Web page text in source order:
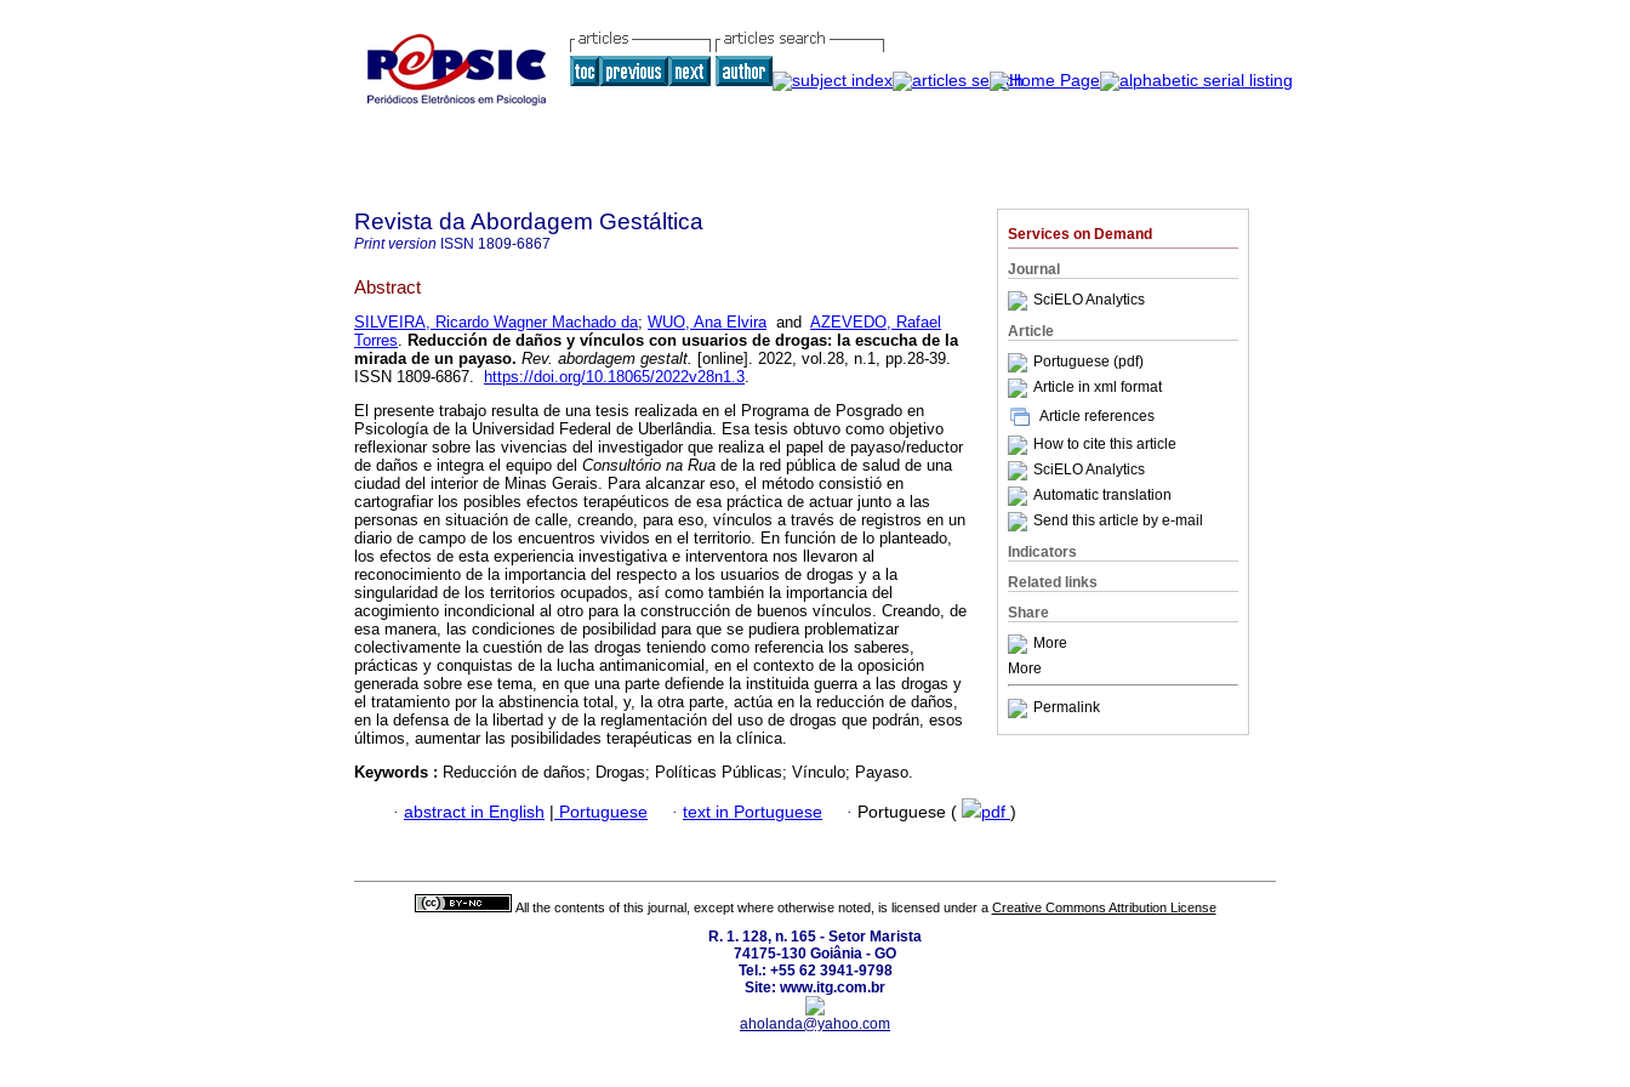
Services on Demand
Journal
SciELO Analytics
Article
Portuguese (pdf)
Article in xml format
Article references
How to cite this article
SciELO Analytics
Automatic translation
Send this article by e-mail
Indicators
Related links
Share
More
More
Permalink
Revista da Abordagem Gestáltica
Print version ISSN 1809-6867
Abstract
SILVEIRA, Ricardo Wagner Machado da; WUO, Ana Elviraand AZEVEDO, Rafael
Torres. Reducción de daños y vínculos con usuarios de drogas: la escucha de la
mirada de un payaso. Rev. abordagem gestalt. [online]. 2022, vol.28, n.1, pp.28-39.
ISSN 1809-6867.
https://doi.org/10.18065/2022v28n1.3.
El presente trabajo resulta de una tesis realizada en el Programa de Posgrado en
Psicología de la Universidad Federal de Uberlândia. Esa tesis obtuvo como objetivo
reflexionar sobre las vivencias del investigador que realiza el papel de payaso/reductor
de daños e integra el equipo del Consultório na Rua de la red pública de salud de una
ciudad del interior de Minas Gerais. Para alcanzar eso, el método consistió en
cartografiar los posibles efectos terapéuticos de esa práctica de actuar junto a las
personas en situación de calle, creando, para eso, vínculos a través de registros en un
diario de campo de los encuentros vividos en el territorio. En función de lo planteado,
los efectos de esta experiencia investigativa e interventora nos llevaron al
reconocimiento de la importancia del respecto a los usuarios de drogas y a la
singularidad de los territorios ocupados, así como también la importancia del
acogimiento incondicional al otro para la construcción de buenos vínculos. Creando, de
esa manera, las condiciones de posibilidad para que se pudiera problematizar
colectivamente la cuestión de las drogas teniendo como referencia los saberes,
prácticas y conquistas de la lucha antimanicomial, en el contexto de la oposición
generada sobre ese tema, en que una parte defiende la instituida guerra a las drogas y
el tratamiento por la abstinencia total, y, la otra parte, actúa en la reducción de daños,
en la defensa de la libertad y de la reglamentación del uso de drogas que podrán, esos
últimos, aumentar las posibilidades terapéuticas en la clínica.
Keywords : Reducción de daños; Drogas; Políticas Públicas; Vínculo; Payaso.
· abstract in English | Portuguese · text in Portuguese · Portuguese ( pdf )
All the contents of this journal, except where otherwise noted, is licensed under a Creative Commons Attribution License
R. 1. 128, n. 165 - Setor Marista
74175-130 Goiânia - GO
Tel.: +55 62 3941-9798
Site: www.itg.com.br
aholanda@yahoo.com